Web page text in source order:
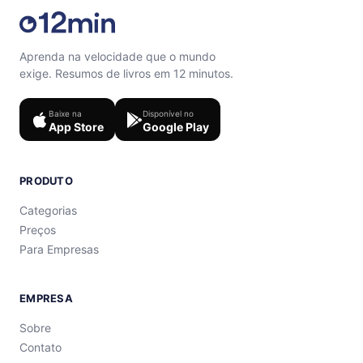
Aprenda na velocidade que o mundo
exige. Resumos de livros em 12 minutos.
Baixe na
App Store
Disponível no
Google Play
PRODUTO
Categorias
Preços
Para Empresas
EMPRESA
Sobre
Contato